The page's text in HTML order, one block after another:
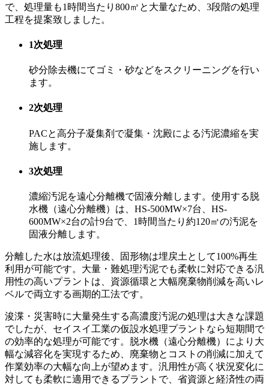
で、処理量も1時間当たり800㎥と大量なため、3段階の処理
工程を提案致しました。
1次処理
砂分除去機にてゴミ・砂などをスクリーニングを行い
ます。
2次処理
PACと高分子凝集剤で凝集・沈殿による汚泥濃縮を実
施します。
3次処理
濃縮汚泥を遠心分離機で固液分離します。使用する脱
水機（遠心分離機）は、HS-500MW×7台、HS-
600MW×2台の計9台で、1時間当たり約120㎥の汚泥を
固液分離します。
分離した水は放流処理後、固形物は埋戻土として100%再生
利用が可能です。大量・難処理汚泥でも柔軟に対応できる汎
用性の高いプラントは、資源循環と大幅廃棄物削減を高いレ
ベルで両立する画期的工法です。
浚渫・災害時に大量発生する高濃度汚泥の処理は大きな課題
でしたが、セイスイ工業の仮設水処理プラントなら短期間で
の効率的な処理が可能です。脱水機（遠心分離機）により大
幅な減容化を実現するため、廃棄物とコストの削減に加えて
作業効率の大幅な向上が望めます。汎用性が高く状況変化に
対しても柔軟に適用できるプラントで、省資源と経済性の両